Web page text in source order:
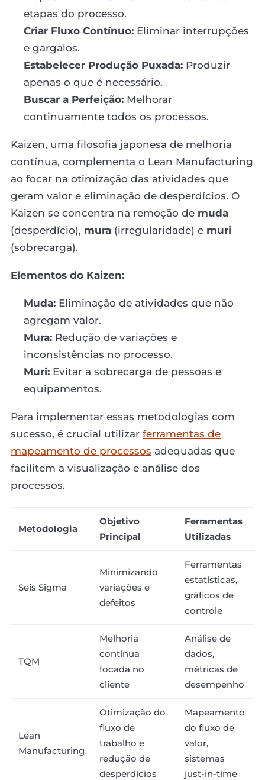
etapas do processo.
Criar Fluxo Contínuo: Eliminar interrupções
e gargalos.
Estabelecer Produção Puxada: Produzir
apenas o que é necessário.
Buscar a Perfeição: Melhorar
continuamente todos os processos.
Kaizen, uma filosofia japonesa de melhoria
contínua, complementa o Lean Manufacturing
ao focar na otimização das atividades que
geram valor e eliminação de desperdícios. O
Kaizen se concentra na remoção de muda
(desperdício), mura (irregularidade) e muri
(sobrecarga).
Elementos do Kaizen:
Muda: Eliminação de atividades que não
agregam valor.
Mura: Redução de variações e
inconsistências no processo.
Muri: Evitar a sobrecarga de pessoas e
equipamentos.
Para implementar essas metodologias com
sucesso, é crucial utilizar ferramentas de
mapeamento de processos adequadas que
facilitem a visualização e análise dos
processos.
Metodologia
Objetivo
Principal
Ferramentas
Utilizadas
Seis Sigma
Minimizando
variações e
defeitos
Ferramentas
estatísticas,
gráficos de
controle
TQM
Melhoria
contínua
focada no
cliente
Análise de
dados,
métricas de
desempenho
Lean
Manufacturing
Otimização do
fluxo de
trabalho e
redução de
desperdícios
Mapeamento
do fluxo de
valor,
sistemas
just-in-time